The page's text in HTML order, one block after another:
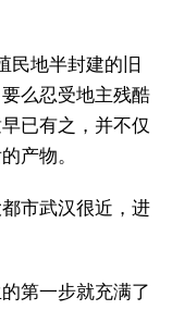
民地半封建的旧
么忍受地主残酷
已有之，并不仅
产物。
市武汉很近，进
第一步就充满了